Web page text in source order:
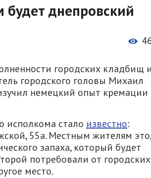
днепровский
городских кладбищ и
городского головы Михаил
немецкий опыт кремации
исполкома стало известно:
55а. Местным жителям это,
запаха, который будет
потребовали от городских
место.